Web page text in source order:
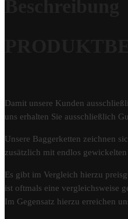
Damit unsere Kunden
uns erhalten Sie ausschließlich
Unsere Baggerketten zeichnen
zusätzlich mit endlos
Es gibt im Vergleich hierzu
ist oftmals eine vergleichsweise
Im Gegensatz hierzu erreichen